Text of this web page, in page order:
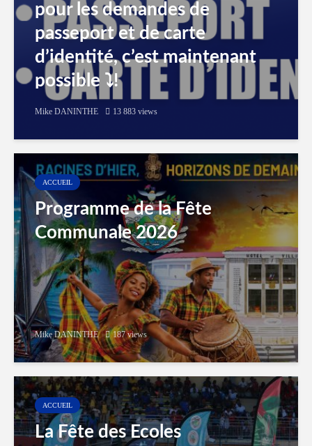
pour les demandes de
passeport et de carte
d’identité, c’est maintenant
possible ⤵️!
Mike DANINTHE 13 883 views
ACCUEIL
Programme de la Fête
Communale 2026
Mike DANINTHE 187 views
ACCUEIL
La Fête des Ecoles